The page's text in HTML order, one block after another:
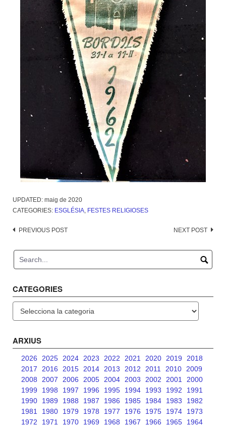
UPDATED: maig de 2020
CATEGORIES: ESGLÉSIA, FESTES RELIGIOSES
Post
PREVIOUS POST NEXT POST
CATEGORIES
ARXIUS
2026 2025 2024 2023 2022 2021 2020 2019
2018
2017
2016 2015 2014 2013 2012 2011 2010 2009
2008
2007 2006 2005 2004 2003 2002 2001
2000
1999
1998 1997 1996 1995 1994 1993 1992
1991
1990
1989 1988 1987 1986 1985 1984 1983
1982
1981
1980 1979 1978 1977 1976 1975 1974
1973
1972
1971 1970 1969 1968 1967 1966 1965
1964